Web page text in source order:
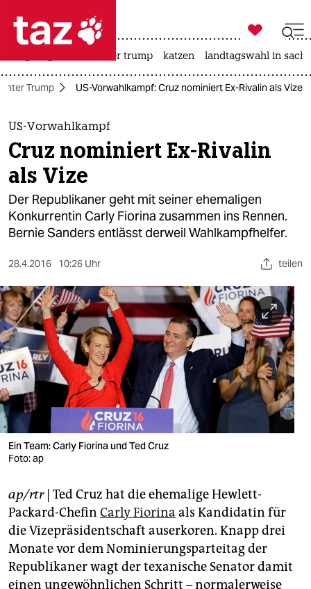
 taz zahl ich
taz zahl ich
themen
politik
öko
gesellschaft
sport
berlin
nord
wahrheit
verlag
verlag
veranstaltungen
shop
fragen & hilfe
unterstützen
abo

taz zahl ich
usa unter trump katzen landtagswahl in
Trump US-Vorwahlkampf: Cruz nominiert Ex-Rivalin als Vize
US-Vorwahlkampf
Cruz nominiert Ex-Rivalin
als Vize
Der Republikaner geht mit seiner ehemaligen
Konkurrentin Carly Fiorina zusammen ins Rennen.
Bernie Sanders entlässt derweil Wahlkampfhelfer.
28.4.2016 10:26 Uhr teilen
Ein Team: Carly Fiorina und Ted Cruz
Foto: ap
ap/rtr| Ted Cruz hat die ehemalige Hewlett-
Packard-Chefin Carly Fiorina als Kandidatin für
die Vizepräsidentschaft auserkoren. Knapp drei
Monate vor dem Nominierungsparteitag der
Republikaner wagt der texanische Senator damit
einen ungewöhnlichen Schritt – normalerweise